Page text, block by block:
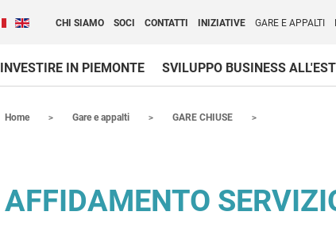
Italiano (Italia)
English (United Kingdom)
CHI SIAMO SOCI CONTATTI INIZIATIVE GARE E APPALTI
INVESTIRE IN PIEMONTE SVILUPPO BUSINESS
Home Gare e appalti GARE CHIUSE
AFFIDAMENTO